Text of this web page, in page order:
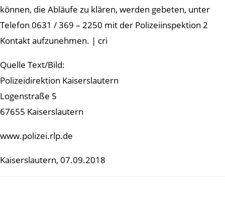
können, die Abläufe zu klären, werden gebeten, unter
Telefon 0631 / 369 – 2250 mit der Polizeiinspektion 2
Kontakt aufzunehmen. | cri
Quelle Text/Bild:
Polizeidirektion Kaiserslautern
Logenstraße 5
67655 Kaiserslautern
www.polizei.rlp.de
Kaiserslautern, 07.09.2018